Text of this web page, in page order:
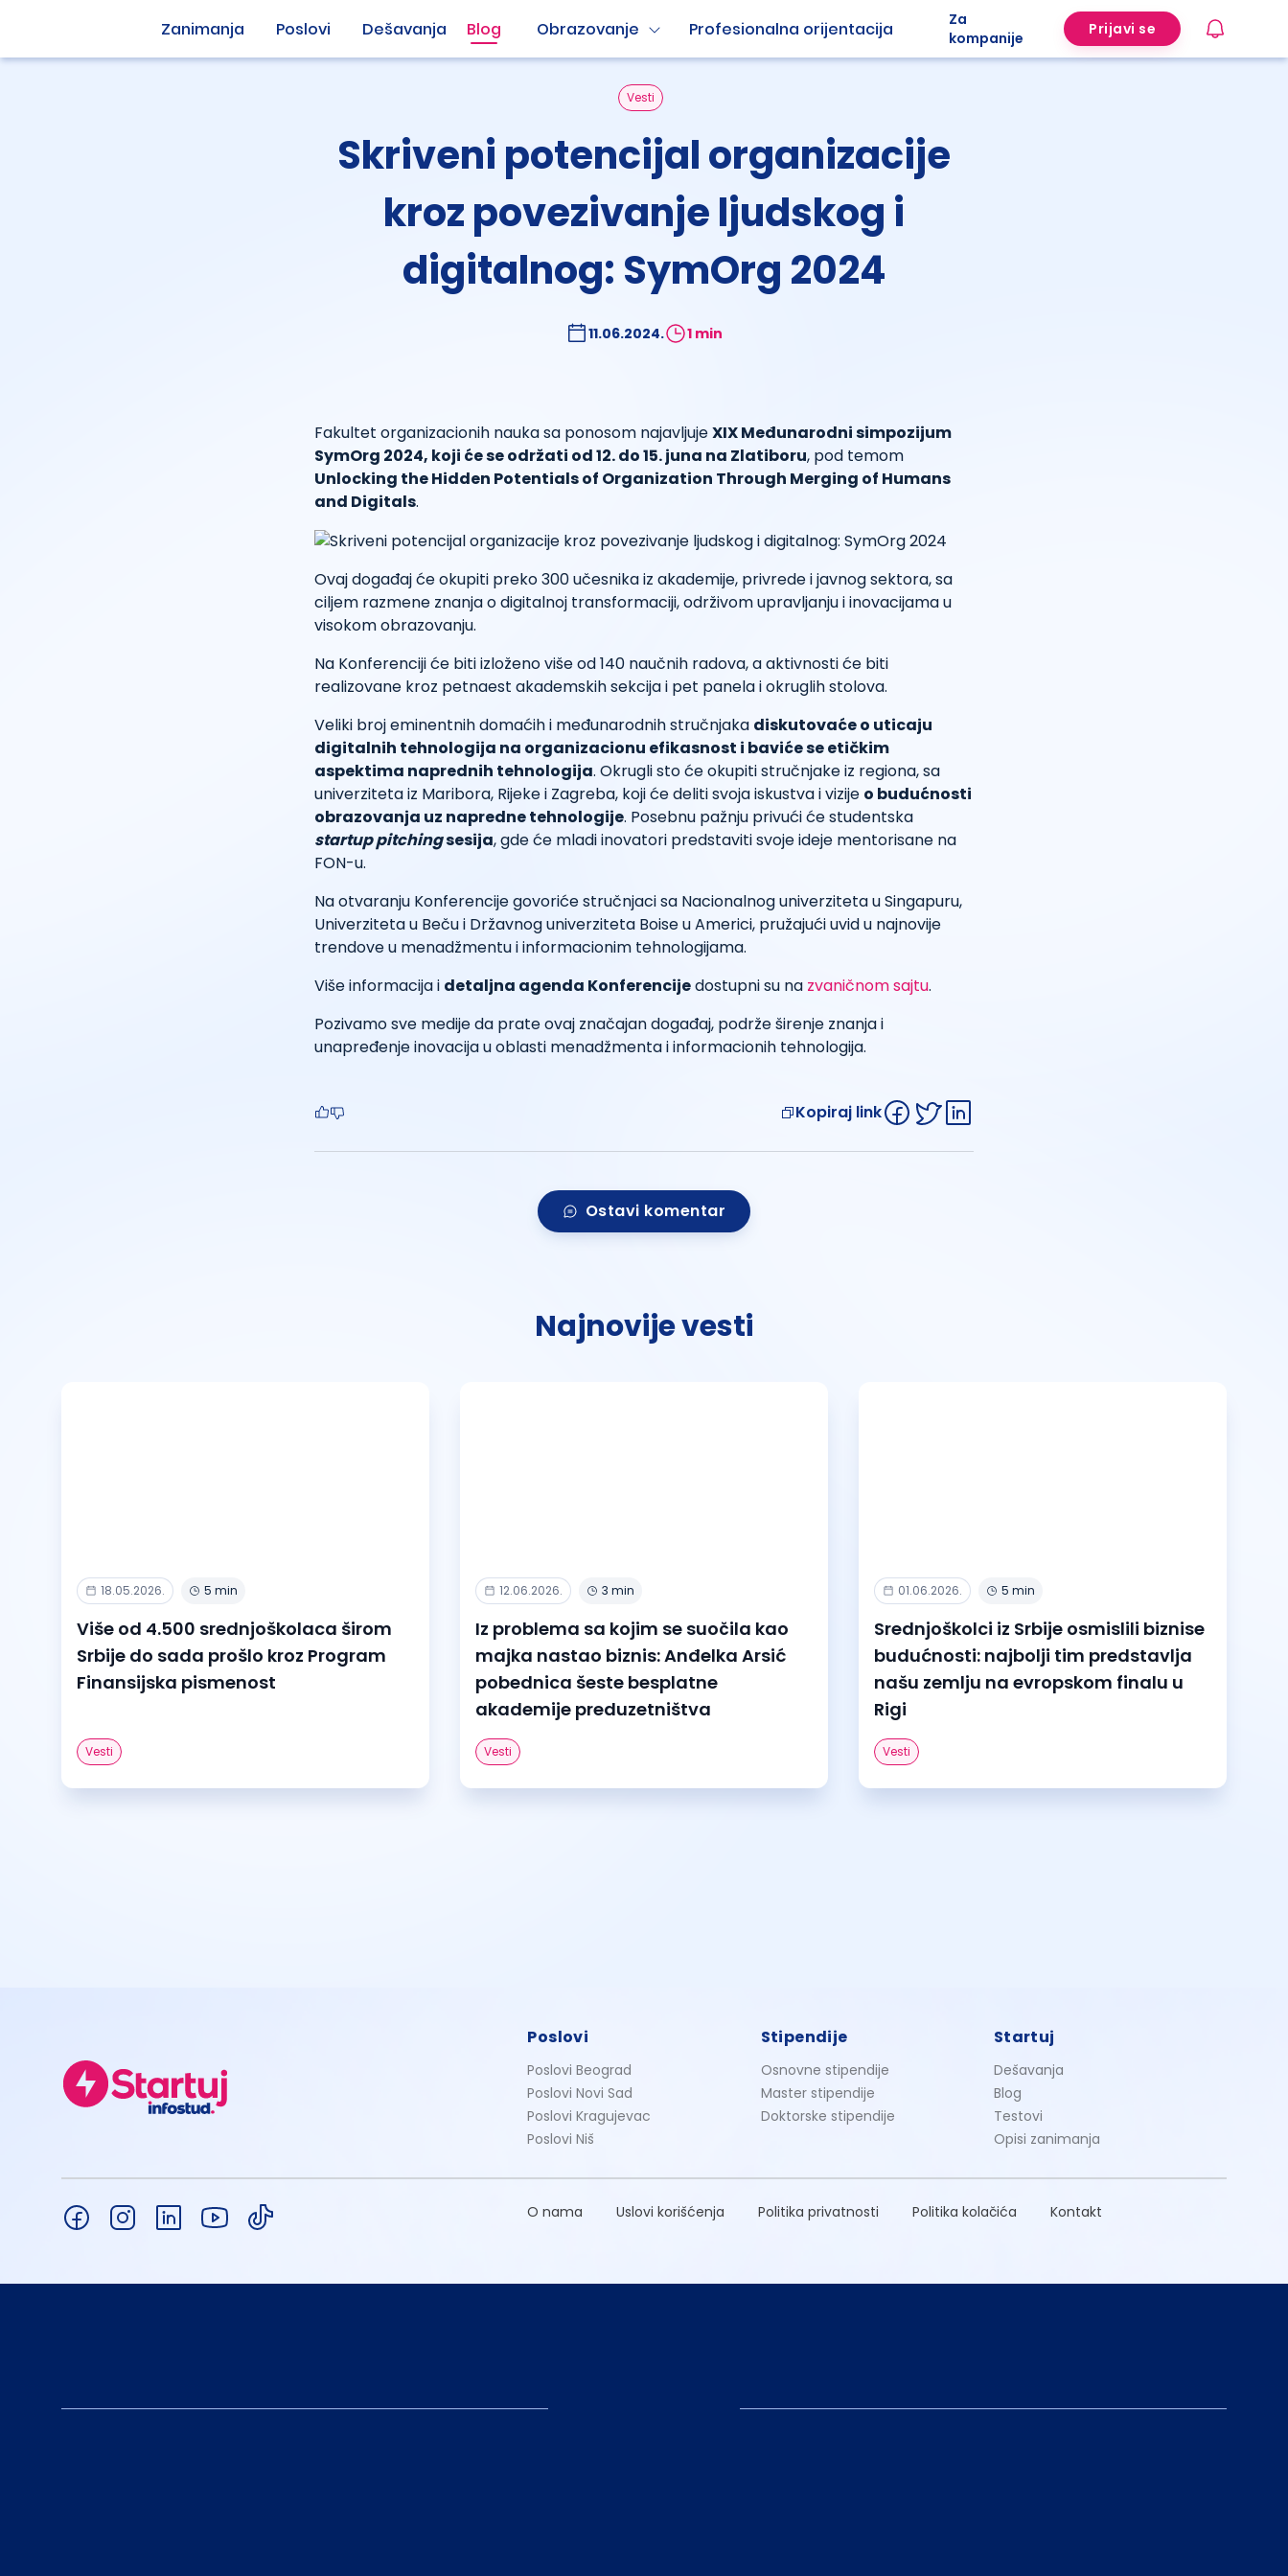
Zanimanja Poslovi Dešavanja Blog Obrazovanje Profesionalna orijentacija
Za
kompanije
Prijavi se
Vesti
Skriveni potencijal organizacije
kroz povezivanje ljudskog i
digitalnog: SymOrg 2024
11.06.2024. 1 min
Fakultet organizacionih nauka sa ponosom najavljujeXIX Međunarodni simpozijum
SymOrg 2024, koji će se održati od 12. do 15. juna na Zlatiboru, pod temom
Unlocking the Hidden Potentials of Organization Through Merging of Humans
and Digitals.
Ovaj događaj će okupiti preko 300 učesnika iz akademije, privrede i javnog sektora, sa
ciljem razmene znanja o digitalnoj transformaciji, održivom upravljanju i inovacijama u
visokom obrazovanju.
Na Konferenciji će biti izloženo više od 140 naučnih radova, a aktivnosti će biti
realizovane kroz petnaest akademskih sekcija i pet panela i okruglih stolova.
Veliki broj eminentnih domaćih i međunarodnih stručnjaka diskutovaće o uticaju
digitalnih tehnologija na organizacionu efikasnost i baviće se etičkim
aspektima naprednih tehnologija. Okrugli sto će okupiti stručnjake iz regiona, sa
univerziteta iz Maribora, Rijeke i Zagreba, koji će deliti svoja iskustva i vizije o budućnosti
obrazovanja uz napredne tehnologije. Posebnu pažnju privući će studentska
startup pitchingsesija, gde će mladi inovatori predstaviti svoje ideje mentorisane na
FON-u.
Na otvaranju Konferencije govoriće stručnjaci sa Nacionalnog univerziteta u Singapuru,
Univerziteta u Beču i Državnog univerziteta Boise u Americi, pružajući uvid u najnovije
trendove u menadžmentu i informacionim tehnologijama.
Više informacija i detaljna agenda Konferencijedostupni su na zvaničnom sajtu.
Pozivamo sve medije da prate ovaj značajan događaj, podrže širenje znanja i
unapređenje inovacija u oblasti menadžmenta i informacionih tehnologija.
Kopiraj link
Ostavi komentar
Najnovije vesti
18.05.2026. 5 min
Više od 4.500 srednjoškolaca širom
Srbije do sada prošlo kroz Program
Finansijska pismenost
Vesti
12.06.2026. 3 min
Iz problema sa kojim se suočila kao
majka nastao biznis: Anđelka Arsić
pobednica šeste besplatne
akademije preduzetništva
Vesti
01.06.2026. 5 min
Srednjoškolci iz Srbije osmislili biznise
budućnosti: najbolji tim predstavlja
našu zemlju na evropskom finalu u
Rigi
Vesti
Poslovi
Poslovi Beograd
Poslovi Novi Sad
Poslovi Kragujevac
Poslovi Niš
Stipendije
Osnovne stipendije
Master stipendije
Doktorske stipendije
Startuj
Dešavanja
Blog
Testovi
Opisi zanimanja
O nama Uslovi korišćenja Politika privatnosti Politika kolačića Kontakt